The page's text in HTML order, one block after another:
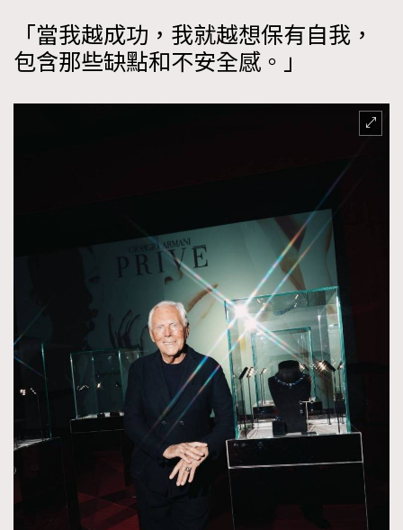
「當我越成功，我就越想保有自我，
包含那些缺點和不安全感。」